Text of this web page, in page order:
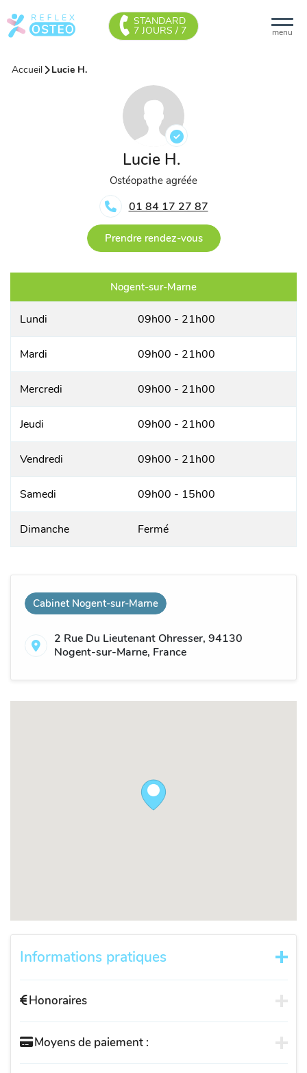
menu
STANDARD
7 JOURS / 7
Accueil Lucie H.
Lucie H.
Ostéopathe agréée
01 84 17 27 87
Prendre rendez-vous
Cabinet Nogent-sur-Marne
2 Rue Du Lieutenant Ohresser, 94130
Nogent-sur-Marne, France
Informations pratiques
Honoraires
Moyens de paiement :
Nogent-sur-Marne
Lundi 09h00 - 21h00
Mardi 09h00 - 21h00
Mercredi 09h00 - 21h00
Jeudi 09h00 - 21h00
Vendredi 09h00 - 21h00
Samedi 09h00 - 15h00
Dimanche Fermé